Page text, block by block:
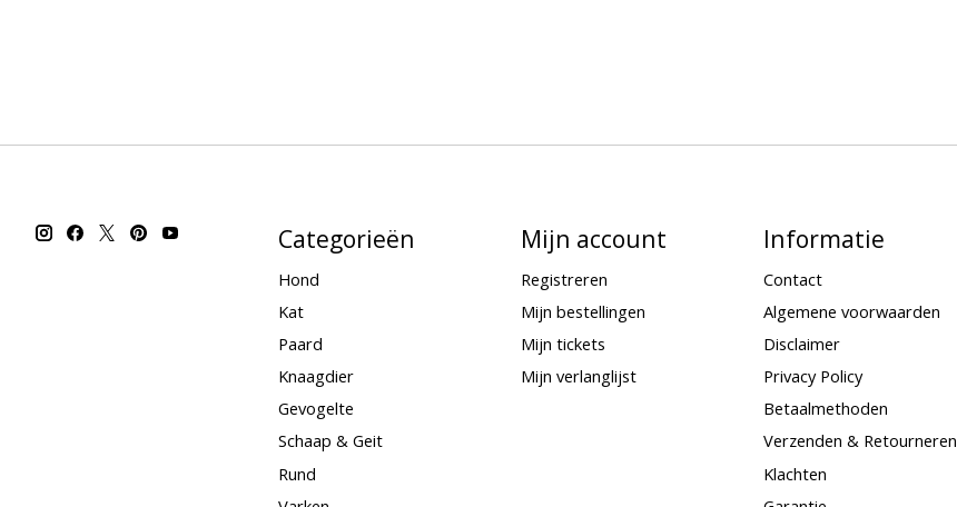
Categorieën
Hond
Kat
Paard
Knaagdier
Gevogelte
Schaap & Geit
Rund
Mijn account
Registreren
Mijn bestellingen
Mijn tickets
Mijn verlanglijst
Informatie
Contact
Algemene voorwaarden
Disclaimer
Privacy Policy
Betaalmethoden
Verzenden & Retourneren
Klachten